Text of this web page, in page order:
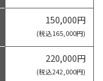
150,000円
(税込165,000円)
220,000円
(税込242,000円)